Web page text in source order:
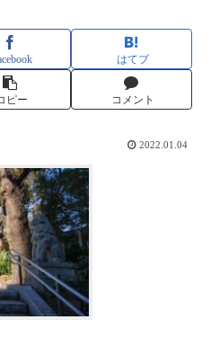
はてブ
ピー コメント
2022.01.04